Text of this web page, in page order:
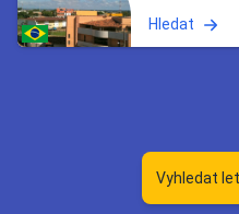
Hledat
Vyhledat